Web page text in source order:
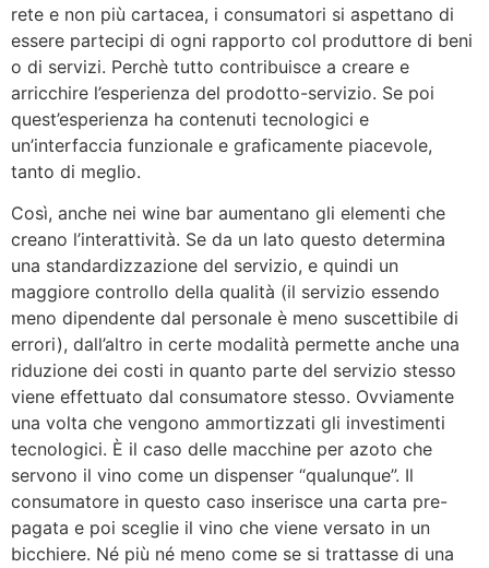
rete e non più cartacea, i consumatori si aspettano di
essere partecipi di ogni rapporto col produttore di beni
o di servizi. Perchè tutto contribuisce a creare e
arricchire l’esperienza del prodotto-servizio. Se poi
quest’esperienza ha contenuti tecnologici e
un’interfaccia funzionale e graficamente piacevole,
tanto di meglio.
Così, anche nei wine bar aumentano gli elementi che
creano l’interattività. Se da un lato questo determina
una standardizzazione del servizio, e quindi un
maggiore controllo della qualità (il servizio essendo
meno dipendente dal personale è meno suscettibile di
errori), dall’altro in certe modalità permette anche una
riduzione dei costi in quanto parte del servizio stesso
viene effettuato dal consumatore stesso. Ovviamente
una volta che vengono ammortizzati gli investimenti
tecnologici. È il caso delle macchine per azoto che
servono il vino come un dispenser “qualunque”. Il
consumatore in questo caso inserisce una carta pre-
pagata e poi sceglie il vino che viene versato in un
bicchiere. Né più né meno come se si trattasse di una